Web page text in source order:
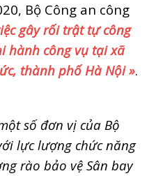
Bộ Công an công
gây rối trật tự công
hành công vụ tại xã
thành phố Hà Nội ».
số đơn vị của Bộ
lực lượng chức năng
rào bảo vệ Sân bay